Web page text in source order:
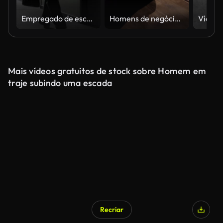
Empregado de escritório a descer o corredor e turing para a esquerda Homens de negócios no quarto escuro que aceita a recompensa no envelope no negócio
Mais vídeos gratuitos de stock sobre Homem em
traje subindo uma escada
Recriar